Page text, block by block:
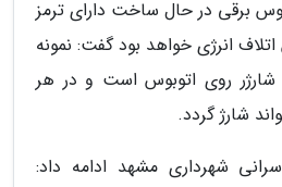
برقی در حال ساخت دارای ترمز
انرژی خواهد بود گفت: نمونه
شارژر روی اتوبوس است و در هر
شارژ گردد.
شهرداری مشهد ادامه داد: